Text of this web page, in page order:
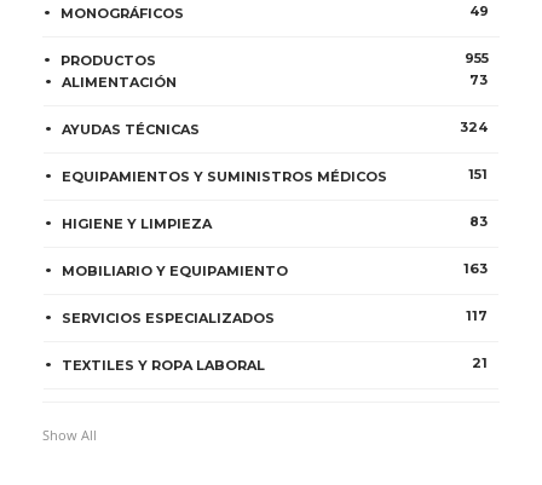
MONOGRÁFICOS 49
PRODUCTOS
955
ALIMENTACIÓN
73
AYUDAS TÉCNICAS 324
EQUIPAMIENTOS Y SUMINISTROS MÉDICOS 151
HIGIENE Y LIMPIEZA 83
MOBILIARIO Y EQUIPAMIENTO 163
SERVICIOS ESPECIALIZADOS 117
TEXTILES Y ROPA LABORAL 21
Show All